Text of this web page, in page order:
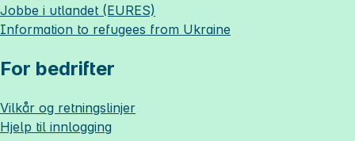
Jobbe i utlandet (EURES)
Information to refugees from Ukraine
For bedrifter
Vilkår og retningslinjer
Hjelp til innlogging